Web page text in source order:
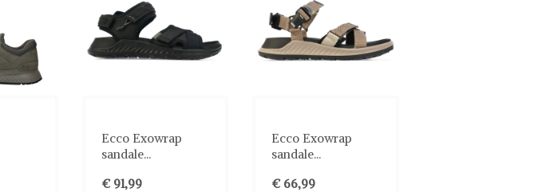
Ecco Exowrap
sandale...
€ 91,99
Ecco Exowrap
sandale...
€ 66,99